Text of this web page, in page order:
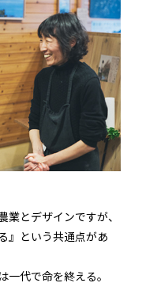
業とデザインですが、
』という共通点があ
代で命を終える。